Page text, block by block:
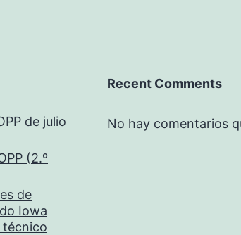
de julio
(2.º
de
Iowa
Recent Comments
No hay comentarios